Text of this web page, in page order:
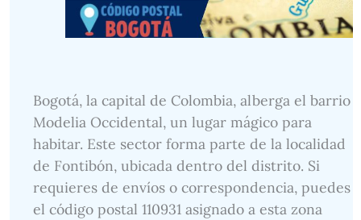
Bogotá, la capital de Colombia, alberga el barrio
Modelia Occidental, un lugar mágico para
habitar. Este sector forma parte de la localidad
de Fontibón, ubicada dentro del distrito. Si
requieres de envíos o correspondencia, puedes
el código postal 110931 asignado a esta zona